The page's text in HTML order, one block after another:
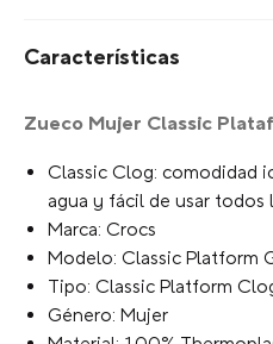
Características
Zueco Mujer Classic
Classic Clog: comodidad
agua y fácil de usar todos
Marca: Crocs
Modelo: Classic Platform
Tipo: Classic Platform
Género: Mujer